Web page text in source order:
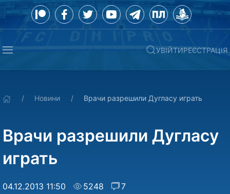
УВІЙТИРЕЄСТРАЦІЯ
Новини Врачи разрешили Дугласу играть
Врачи разрешили Дугласу
играть
04.12.2013 11:50 5248 7